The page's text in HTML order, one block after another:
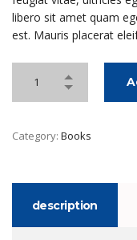
libero sit amet quam
est. Mauris placerat
Category: Books
description